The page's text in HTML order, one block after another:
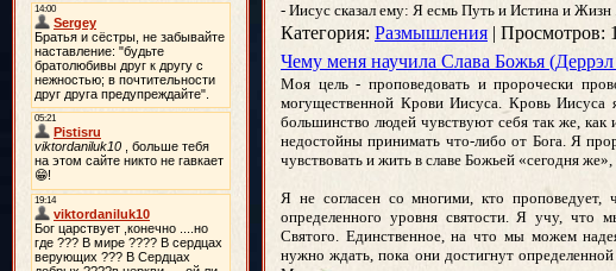
- Иисус сказал ему: Я есмь Путь и Истина и Жизн
Категория: Размышления | Просмотров:
Чему меня научила Слава Божья
Моя цель - проповедовать и пророчески
могущественной Крови Иисуса. Кровь Иисуса
большинство людей чувствуют себя так же,
недостойны принимать что-либо от Бога. Я
чувствовать и жить в славе Божьей «сегодня
Я не согласен со многими, кто
определенного уровня святости. Я учу, что
Святого. Единственное, на что мы можем
нужно ждать, пока они достигнут определенной